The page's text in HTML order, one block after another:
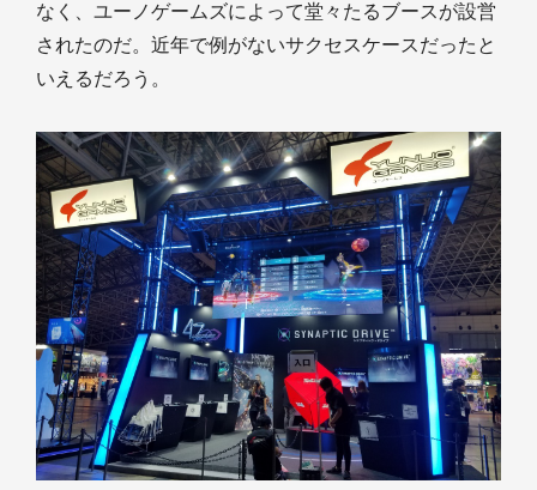
なく、ユーノゲームズによって堂々たるブースが設営
されたのだ。近年で例がないサクセスケースだったと
いえるだろう。